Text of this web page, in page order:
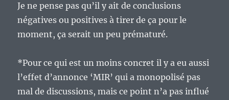
Je ne pense pas qu’il y ait de conclusions
négatives ou positives à tirer de ça pour le
moment, ça serait un peu prématuré.
*Pour ce qui est un moins concret il y a eu aussi
l’effet d’annonce ‘MIR’ qui a monopolisé pas
mal de discussions, mais ce point n’a pas influé